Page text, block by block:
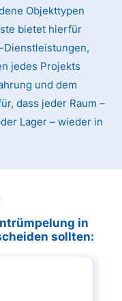
Objekttypen
bietet hierfür
jedes Projekts
und dem
dass jeder Raum –
Lager – wieder in
in
sollten: